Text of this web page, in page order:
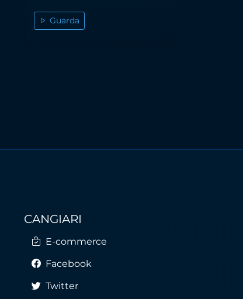
Guarda
CANGIARI
E-commerce
Facebook
Twitter